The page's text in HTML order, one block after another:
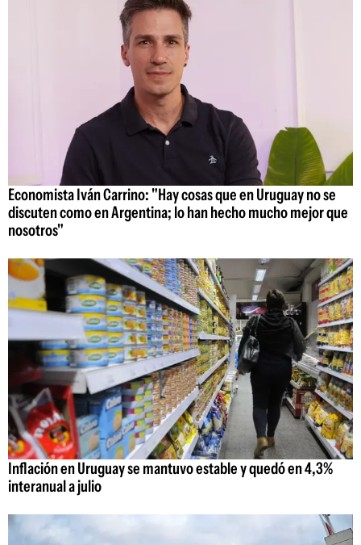
Economista Iván Carrino: "Hay cosas que en Uruguay no se
discuten como en Argentina; lo han hecho mucho mejor que
nosotros"
Inflación en Uruguay se mantuvo estable y quedó en 4,3%
interanual a julio